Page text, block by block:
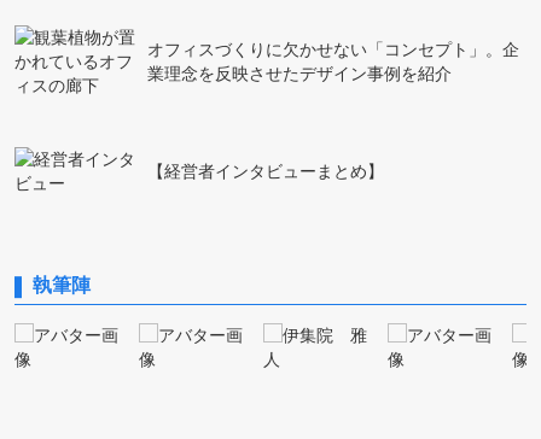
オフィスづくりに欠かせない「コンセプト」。企
業理念を反映させたデザイン事例を紹介
【経営者インタビューまとめ】
執筆陣